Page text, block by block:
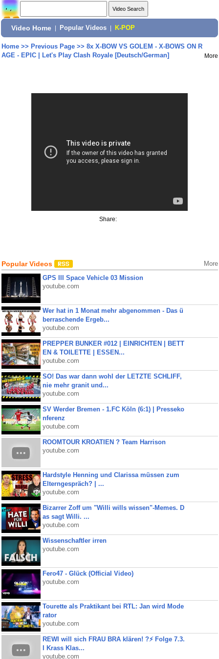
Video Home Popular Videos K-POP
Home>> Previous Page>> 8x X-BOW VS GOLEM - X-BOWS ON R
AGE - EPIC | Let's Play Clash Royale [Deutsch/German]
More
Share:
Popular Videos More
GPS III Space Vehicle 03 Mission
youtube.com
Wer hat in 1 Monat mehr abgenommen - Das ü
berraschende Ergeb...
youtube.com
PREPPER BUNKER #012 | EINRICHTEN | BETT
EN & TOILETTE | ESSEN...
youtube.com
SO! Das war dann wohl der LETZTE SCHLIFF,
nie mehr granit und...
youtube.com
SV Werder Bremen - 1.FC Köln (6:1) | Presseko
nferenz
youtube.com
ROOMTOUR KROATIEN ? Team Harrison
youtube.com
Hardstyle Henning und Clarissa müssen zum
Elterngespräch? | ...
youtube.com
Bizarrer Zoff um "Willi wills wissen"-Memes. D
as sagt Willi. ...
youtube.com
Wissenschaftler irren
youtube.com
Fero47 - Glück (Official Video)
youtube.com
Tourette als Praktikant bei RTL: Jan wird Mode
rator
youtube.com
REWI will sich FRAU BRA klären! ?⚡️ Folge 7.3.
I Krass Klas...
youtube.com